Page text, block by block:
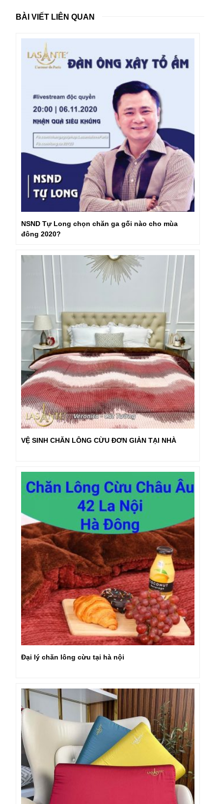
BÀI VIẾT LIÊN QUAN
NSND Tự Long chọn chăn ga gối nào cho mùa
đông 2020?
VỆ SINH CHĂN LÔNG CỪU ĐƠN GIẢN TẠI NHÀ
Đại lý chăn lông cừu tại hà nội